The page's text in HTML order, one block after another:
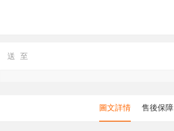
送 至
圖文詳情 售後保障